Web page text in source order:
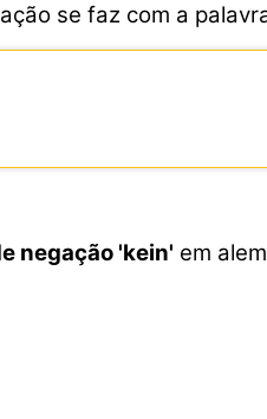
se faz com a
negação 'kein' em